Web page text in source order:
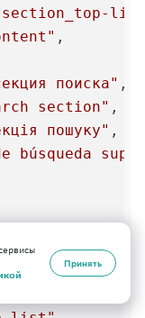
section_top-
,
поиска" ,
section" ,
пошуку" ,
búsqueda
Принять